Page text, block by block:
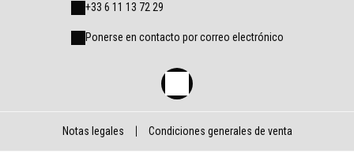
+33 6 11 13 72 29
Ponerse en contacto por correo electrónico
Notas legales Condiciones generales de venta